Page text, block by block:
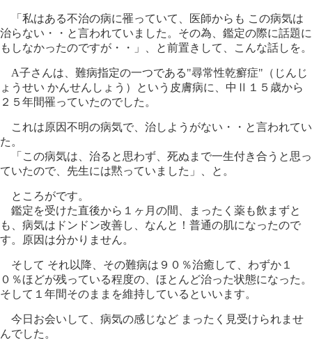
「私はある不治の病に罹っていて、医師からも この病気は
治らない・・と言われていました。その為、鑑定の際に話題に
もしなかったのですが・・」、と前置きして、こんな話しを。
A子さんは、難病指定の一つである"尋常性乾癬症"（じんじ
ょうせい かんせんしょう）という皮膚病に、中Ⅱ１５歳から
２５年間罹っていたのでした。
これは原因不明の病気で、治しようがない・・と言われてい
た。
「この病気は、治ると思わず、死ぬまで一生付き合うと思っ
ていたので、先生には黙っていました」、と。
ところがです。
鑑定を受けた直後から１ヶ月の間、まったく薬も飲まずと
も、病気はドンドン改善し、なんと！普通の肌になったので
す。原因は分かりません。
そして それ以降、その難病は９０％治癒して、わずか１
０％ほどが残っている程度の、ほとんど治った状態になった。
そして１年間そのままを維持しているといいます。
今日お会いして、病気の感じなど まったく見受けられませ
んでした。